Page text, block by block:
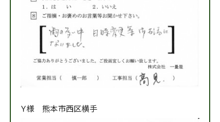
Ｙ様 熊本市西区横手